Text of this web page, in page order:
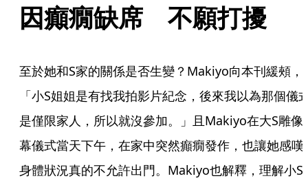
因癲癇缺席　不願打擾
至於她和S家的關係是否生變？Makiyo向本刊緩頰，
「小S姐姐是有找我拍影片紀念，後來我以為那個儀
是僅限家人，所以就沒參加。」且Makiyo在大S雕像
幕儀式當天下午，在家中突然癲癇發作，也讓她感嘆
身體狀況真的不允許出門。Makiyo也解釋，理解小S